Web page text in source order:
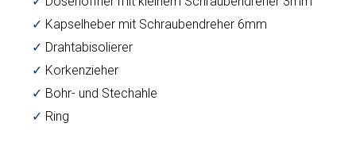
✓ Kapselheber mit Schraubendreher 6mm
✓ Drahtabisolierer
✓ Korkenzieher
✓ Bohr- und Stechahle
✓ Ring